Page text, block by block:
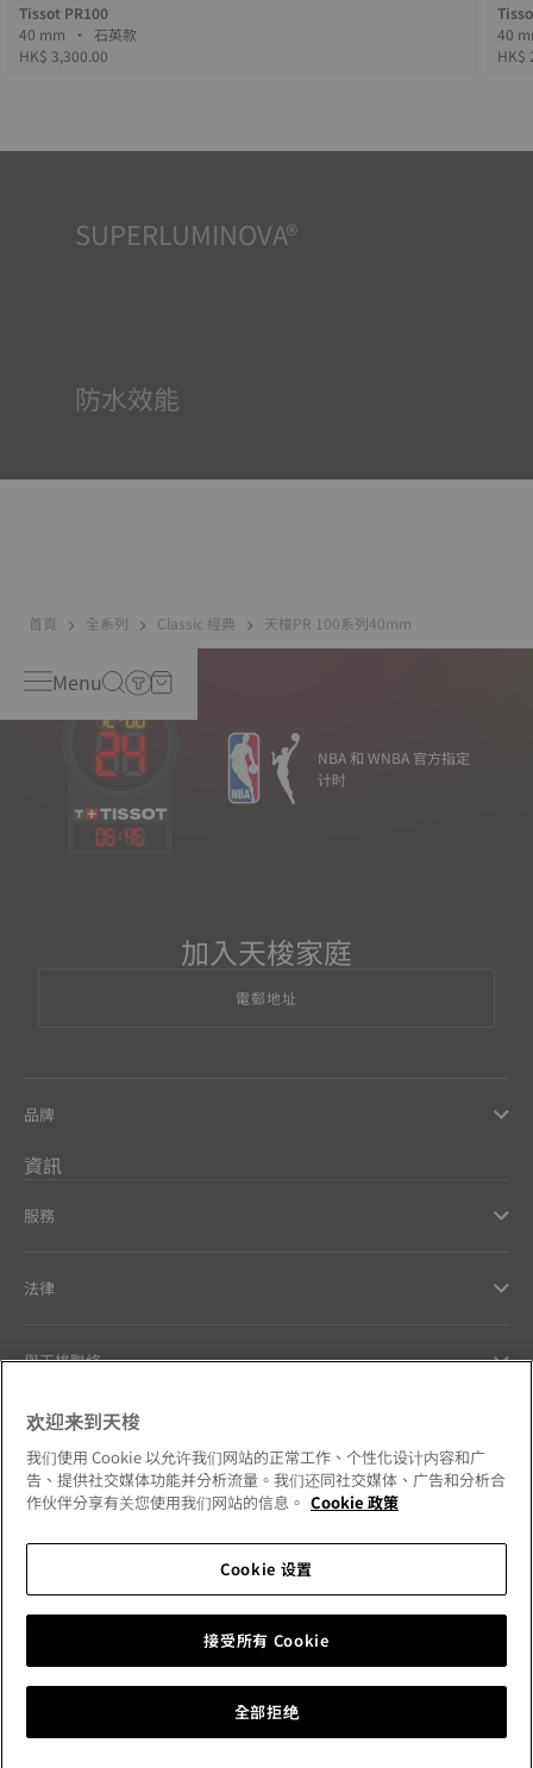
Tissot PR100
40 mm • 石英款
HK$ 3,300.00
HK$
SUPERLUMINOVA®
防水效能
首頁 全系列 Classic 經典 天梭PR 100系列40mm
Menu
05:45
NBA 和 WNBA 官方指定
计时
加入天梭家庭
電郵地址
品牌
資訊
服務
法律
與天梭聯絡
Our commitments
Hong Kong SAR•香港特別行政區
Change country
欢迎来到天梭
我们使用 Cookie 以允许我们网站的正常工作、个性化设计内容和广
告、提供社交媒体功能并分析流量。我们还同社交媒体、广告和分析合
作伙伴分享有关您使用我们网站的信息。 Cookie 政策
Cookie 设置
全部拒绝
接受所有 Cookie